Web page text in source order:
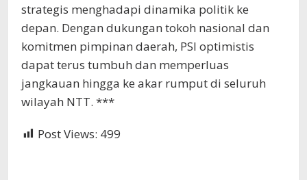
strategis menghadapi dinamika politik ke
depan. Dengan dukungan tokoh nasional dan
komitmen pimpinan daerah, PSI optimistis
dapat terus tumbuh dan memperluas
jangkauan hingga ke akar rumput di seluruh
wilayah NTT. ***
Post Views: 499